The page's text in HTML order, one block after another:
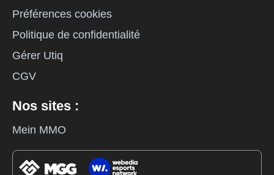
Préférences cookies
Politique de confidentialité
Gérer Utiq
CGV
Nos sites :
Mein MMO